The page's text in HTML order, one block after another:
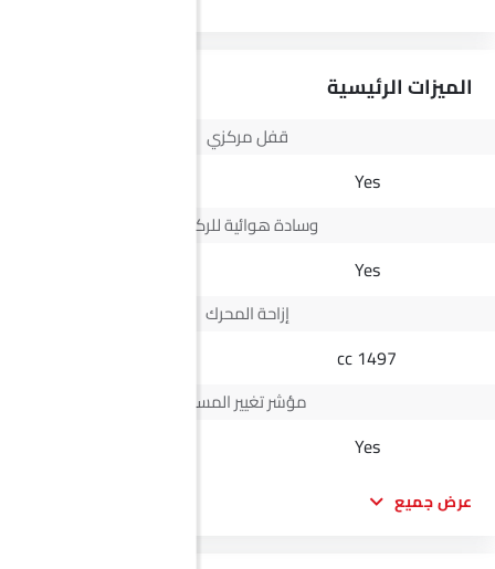
الميزات الرئيسية
قفل مركزي
Yes
وسادة هوائية للركاب
Yes
إزاحة المحرك
1497 cc
مؤشر تغيير المسار
Yes
عرض جميع